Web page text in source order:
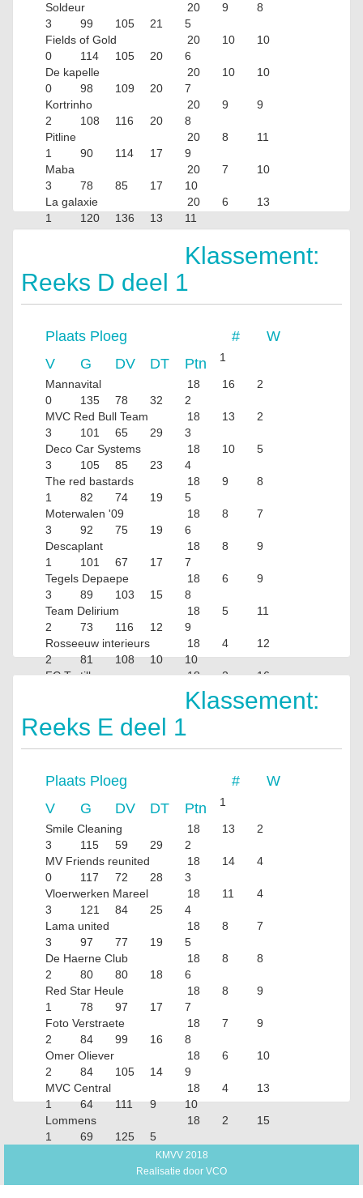
Soldeur
20 9
8
3
99 105 21
5
Fields of Gold
20 10
10
0
114 105 20
6
De kapelle
20 10
10
0
98 109 20
7
Kortrinho
20 9
9
2
108 116 20
8
Pitline
20 8
11
1
90 114 17
9
Maba
20 7
10
3
78 85 17
10
La galaxie
20 6
13
1
120 136 13
11
Klassement:
Reeks D deel 1
Plaats Ploeg #
W
V
G DV DT Ptn 1
Mannavital 18 16
2
0
135 78 32
2
MVC Red Bull Team
18 13
2
3
101 65 29
3
Deco Car Systems
18 10
5
3
105 85 23
4
The red bastards
18 9
8
1
82 74 19
5
Moterwalen '09
18 8
7
3
92 75 19
6
Descaplant
18 8
9
1
101 67 17
7
Tegels Depaepe
18 6
9
3
89 103 15
8
Team Delirium
18 5
11
2
73 116 12
9
Rosseeuw interieurs
18 4
12
2
81 108 10
10
FC Tortilla
18 2
16
Klassement:
Reeks E deel 1
Plaats Ploeg #
W
V
G DV DT Ptn 1
Smile Cleaning 18 13
2
3
115 59 29
2
MV Friends reunited
18 14
4
0
117 72 28
3
Vloerwerken Mareel
18 11
4
3
121 84 25
4
Lama united
18 8
7
3
97 77 19
5
De Haerne Club
18 8
8
2
80 80 18
6
Red Star Heule
18 8
9
1
78 97 17
7
Foto Verstraete
18 7
9
2
84 99 16
8
Omer Oliever
18 6
10
2
84 105 14
9
MVC Central
18 4
13
1
64 111 9
10
Lommens
18 2
15
1
69 125 5
KMVV 2018
Realisatie door VCO